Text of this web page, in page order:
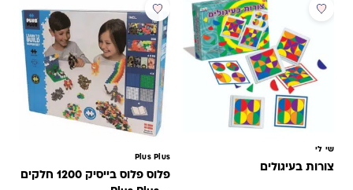
מבצע
שי לי
צורות בעיגולים
מבצע
Plus Plus
פלוס פלוס בייסיק 1200 חלקים